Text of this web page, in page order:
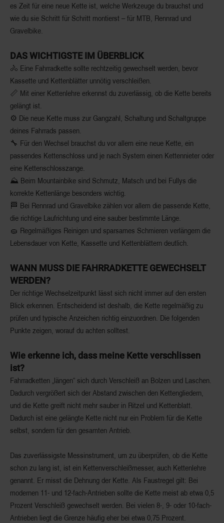
es Zeit für eine neue Kette ist, welche Werkzeuge du brauchst und
wie du sie Schritt für Schritt montierst – für MTB, Rennrad und
Gravelbike.
DAS WICHTIGSTE IM ÜBERBLICK
🚴 Eine Fahrradkette sollte rechtzeitig gewechselt werden, bevor
Kassette und Kettenblätter unnötig verschleißen.
📏 Mit einer Kettenlehre erkennst du zuverlässig, ob die Kette bereits
gelängt ist.
⚙️ Die neue Kette muss zur Gangzahl, Schaltung und Schaltgruppe
deines Fahrrads passen.
🔧 Für den Wechsel brauchst du vor allem eine neue Kette, ein
passendes Kettenschloss und je nach System einen Kettennieter oder
eine Kettenschlosszange.
⛰️ Beim Mountainbike sind Schmutz, Matsch und bei Fullys die
korrekte Kettenlänge besonders wichtig.
🏁 Bei Rennrad und Gravelbike zählen vor allem die passende Kette,
die richtige Laufrichtung und eine sauber bestimmte Länge.
🧽 Regelmäßiges Reinigen und sparsames Schmieren verlängern die
Lebensdauer von Kette, Kassette und Kettenblättern deutlich.
WANN MUSS DIE FAHRRADKETTE GEWECHSELT
WERDEN?
Der richtige Wechselzeitpunkt lässt sich nicht immer auf den ersten
Blick erkennen. Entscheidend ist deshalb, die Kette regelmäßig zu
prüfen und typische Anzeichen richtig einzuordnen. Die folgenden
Punkte zeigen, worauf du achten solltest.
Wie erkenne ich, dass meine Kette verschlissen
ist?
Fahrradketten „längen“ sich durch Verschleiß an Bolzen und Laschen.
Dadurch vergrößert sich der Abstand zwischen den Kettengliedern,
und die Kette greift nicht mehr sauber in Ritzel und Kettenblatt.
Dadurch ist eine gelängte Kette nicht nur ein Problem für die Kette
selbst, sondern für den gesamten Antrieb.
Das zuverlässigste Messinstrument, um zu überprüfen, ob die Kette
schon zu lang ist, ist ein Kettenverschleißmesser, auch Kettenlehre
genannt. Er misst die Dehnung der Kette. Als Faustregel gilt: Bei
modernen 11- und 12-fach-Antrieben sollte die Kette meist ab etwa 0,5
Prozent Verschleiß gewechselt werden. Bei vielen 8-, 9- oder 10-fach-
Antrieben liegt die Grenze häufig eher bei etwa 0,75 Prozent.